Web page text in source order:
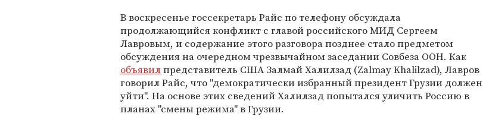
В воскресенье госсекретарь Райс по телефону обсуждала
продолжающийся конфликт с главой российского МИД Сергеем
Лавровым, и содержание этого разговора позднее стало предметом
обсуждения на очередном чрезвычайном заседании Совбеза ООН. Как
объявилпредставитель США Залмай Халилзад (Zalmay Khalilzad), Лавров
говорил Райс, что "демократически избранный президент Грузии должен
уйти". На основе этих сведений Халилзад попытался уличить Россию в
планах "смены режима" в Грузии.